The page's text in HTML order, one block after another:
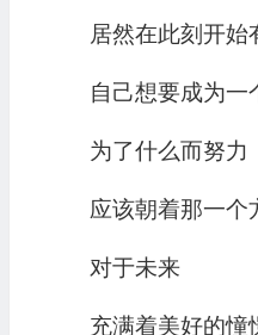
居然在此刻开始
自己想要成为一
为了什么而努力
应该朝着那一个
对于未来
充满着美好的憧